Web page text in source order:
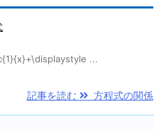
...
記事を読む 方程式の関係